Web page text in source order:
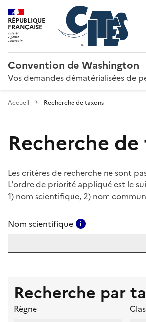
RÉPUBLIQUE
FRANÇAISE
Convention de Washington
Vos demandes dématérialisées de
Accueil Recherche de taxons
Recherche
Les critères de recherche ne sont
L'ordre de priorité appliqué est le
1) nom scientifique, 2) nom
Nom scientifique
Recherche par
Règne